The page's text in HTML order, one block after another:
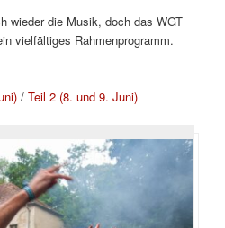
wieder die Musik, doch das WGT
vielfältiges Rahmenprogramm.
/Teil 2 (8. und 9. Juni)